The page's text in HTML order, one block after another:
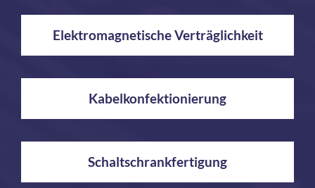
Elektromagnetische Verträglichkeit
Kabelkonfektionierung
Schaltschrankfertigung